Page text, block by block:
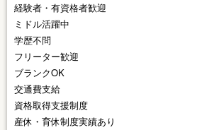
経験者・有資格者歓迎
ミドル活躍中
学歴不問
フリーター歓迎
ブランクOK
交通費支給
資格取得支援制度
産休・育休制度実績あり